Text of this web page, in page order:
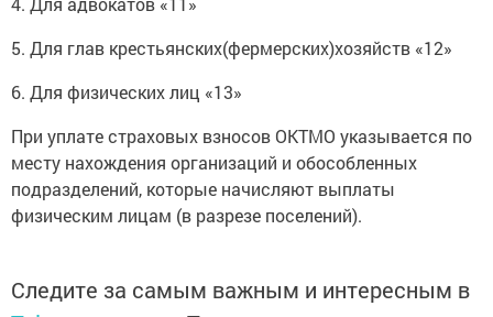
5. Для глав крестьянских(фермерских)хозяйств «12»
6. Для физических лиц «13»
При уплате страховых взносов ОКТМО указывается по
месту нахождения организаций и обособленных
подразделений, которые начисляют выплаты
физическим лицам (в разрезе поселений).
Следите за самым важным и интересным в